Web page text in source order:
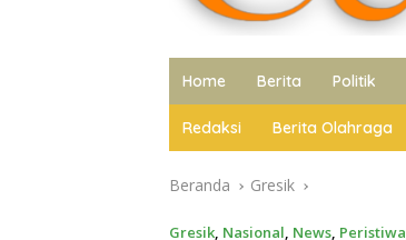
Home Berita Politik
Redaksi Berita Olahraga
Beranda Gresik
Gresik, Nasional, News, Peristiwa